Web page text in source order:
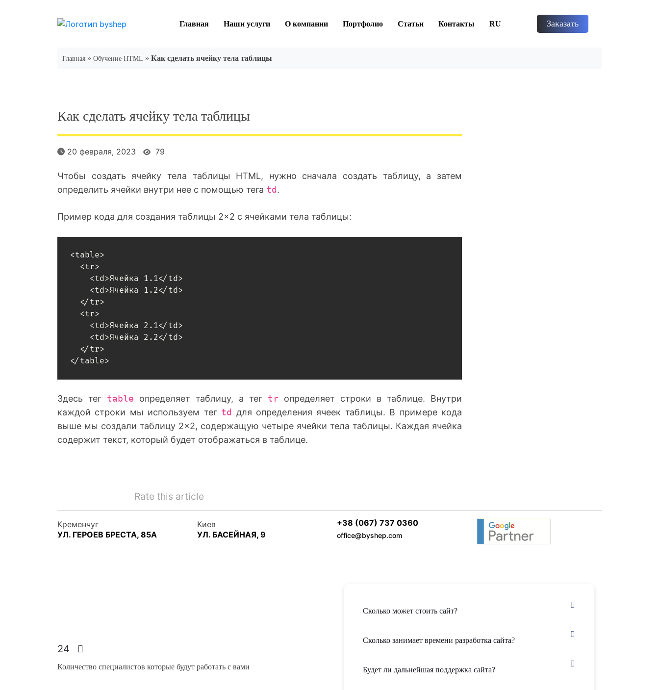
Главная Наши услуги О компании Портфолио Статьи Контакты RU Заказать
Главная » Обучение HTML » Как сделать ячейку тела таблицы
Как сделать ячейку тела таблицы
20 февраля, 2023 79
Чтобы создать ячейку тела таблицы HTML, нужно сначала создать таблицу, а затем
определить ячейки внутри нее с помощью тега td.
Пример кода для создания таблицы 2×2 с ячейками тела таблицы:
<table>
Здесь тег table определяет таблицу, а тег tr определяет строки в таблице. Внутри
каждой строки мы используем тег td для определения ячеек таблицы. В примере кода
выше мы создали таблицу 2×2, содержащую четыре ячейки тела таблицы. Каждая ячейка
содержит текст, который будет отображаться в таблице.
Rate this article
Кременчуг
УЛ. ГЕРОЕВ БРЕСТА, 85А
Киев
УЛ. БАСЕЙНАЯ, 9
+38 (067) 737 0360
office@byshep.com
24
Количество специалистов которые будут работать с вами
Сколько может стоить сайт?
Сколько занимает времени разработка сайта?
Будет ли дальнейшая поддержка сайта?